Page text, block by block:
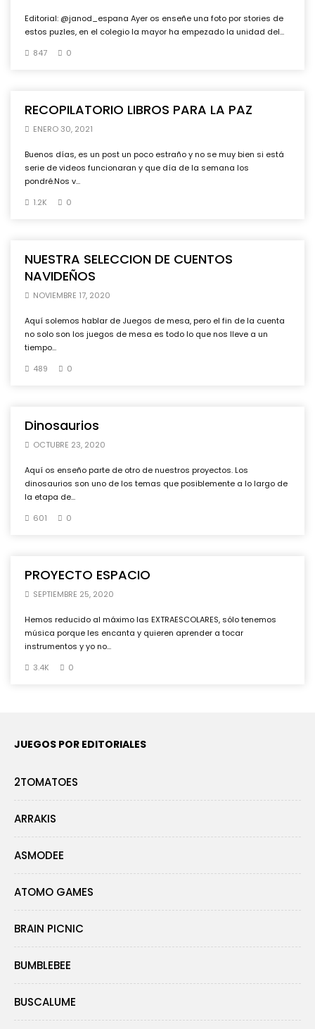
Editorial: @janod_espana Ayer os enseñe una foto por stories de
estos puzles, en el colegio la mayor ha empezado la unidad del...
847
0
RECOPILATORIO LIBROS PARA LA PAZ
ENERO 30, 2021
Buenos días, es un post un poco estraño y no se muy bien si está
serie de videos funcionaran y que día de la semana los
pondré.Nos v...
1.2K
0
NUESTRA SELECCION DE CUENTOS
NAVIDEÑOS
NOVIEMBRE 17, 2020
Aquí solemos hablar de Juegos de mesa, pero el fin de la cuenta
no solo son los juegos de mesa es todo lo que nos lleve a un
tiempo...
489
0
Dinosaurios
OCTUBRE 23, 2020
Aquí os enseño parte de otro de nuestros proyectos. Los
dinosaurios son uno de los temas que posiblemente a lo largo de
la etapa de...
601
0
PROYECTO ESPACIO
SEPTIEMBRE 25, 2020
Hemos reducido al máximo las EXTRAESCOLARES, sólo tenemos
música porque les encanta y quieren aprender a tocar
instrumentos y yo no...
3.4K
0
JUEGOS POR EDITORIALES
2TOMATOES
ARRAKIS
ASMODEE
ATOMO GAMES
BRAIN PICNIC
BUMBLEBEE
BUSCALUME